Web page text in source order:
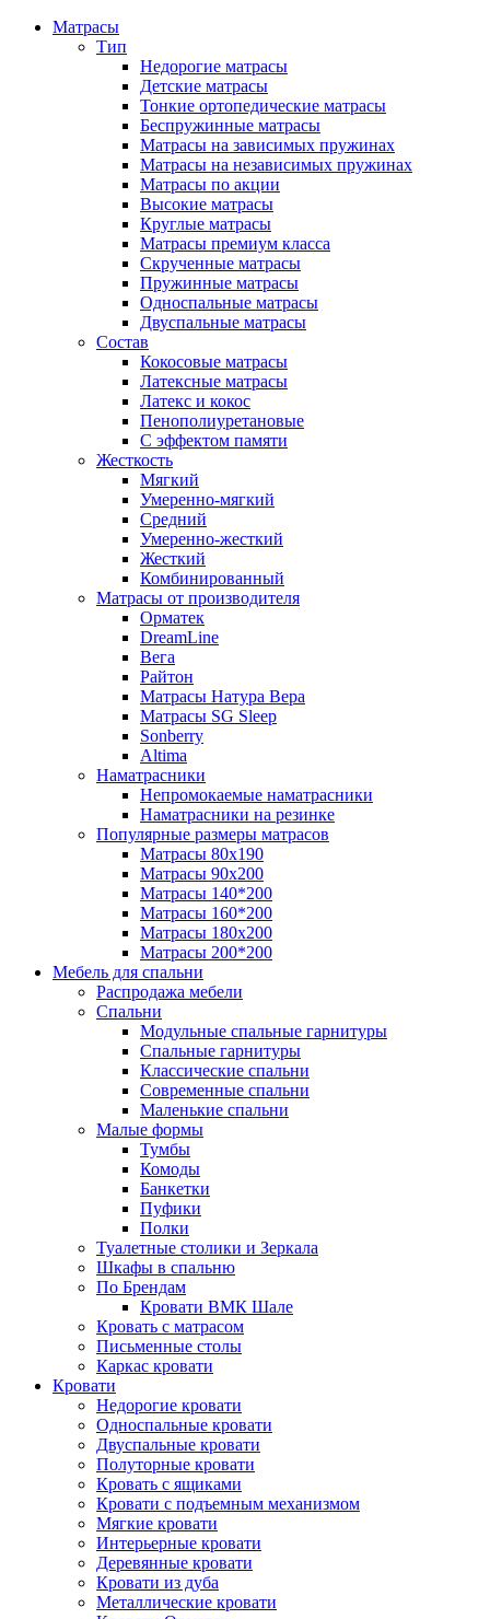
Матрасы
Тип
Недорогие матрасы
Детские матрасы
Тонкие ортопедические матрасы
Беспружинные матрасы
Матрасы на зависимых пружинах
Матрасы на независимых пружинах
Матрасы по акции
Высокие матрасы
Круглые матрасы
Матрасы премиум класса
Скрученные матрасы
Пружинные матрасы
Односпальные матрасы
Двуспальные матрасы
Состав
Кокосовые матрасы
Латексные матрасы
Латекс и кокос
Пенополиуретановые
С эффектом памяти
Жесткость
Мягкий
Умеренно-мягкий
Средний
Умеренно-жесткий
Жесткий
Комбинированный
Матрасы от производителя
Орматек
DreamLine
Вега
Райтон
Матрасы Натура Вера
Матрасы SG Sleep
Sonberry
Altima
Наматрасники
Непромокаемые наматрасники
Наматрасники на резинке
Популярные размеры матрасов
Матрасы 80x190
Матрасы 90x200
Матрасы 140*200
Матрасы 160*200
Матрасы 180x200
Матрасы 200*200
Мебель для спальни
Распродажа мебели
Спальни
Модульные спальные гарнитуры
Спальные гарнитуры
Классические спальни
Современные спальни
Маленькие спальни
Малые формы
Тумбы
Комоды
Банкетки
Пуфики
Полки
Туалетные столики и Зеркала
Шкафы в спальню
По Брендам
Кровати ВМК Шале
Кровать с матрасом
Письменные столы
Каркас кровати
Кровати
Недорогие кровати
Односпальные кровати
Двуспальные кровати
Полуторные кровати
Кровать с ящиками
Кровати с подъемным механизмом
Мягкие кровати
Интерьерные кровати
Деревянные кровати
Кровати из дуба
Металлические кровати